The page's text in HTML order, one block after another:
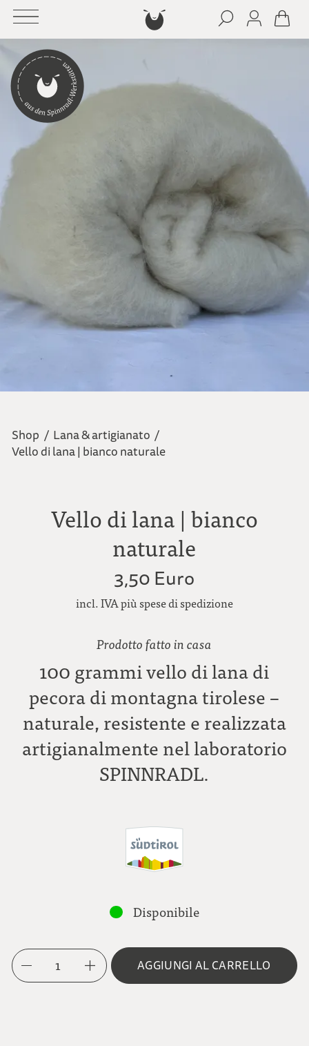
Shop / Lana & artigianato /
Vello di lana | bianco naturale
Vello di lana | bianco
naturale
3,50 Euro
incl. IVA più spese di spedizione
Prodotto fatto in casa
100 grammi vello di lana di
pecora di montagna tirolese –
naturale, resistente e realizzata
artigianalmente nel laboratorio
SPINNRADL.
Disponibile
1 AGGIUNGI AL CARRELLO